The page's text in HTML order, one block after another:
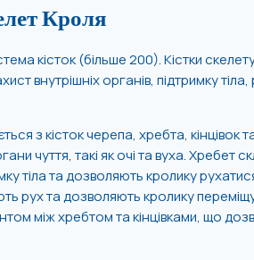
Кроля
кісток (більше 200). Кістки
внутрішніх органів, підтримку
з кісток черепа, хребта, кінцівок
чуття, такі як очі та вуха. Хребет
тіла та дозволяють кролику
рух та дозволяють кролику
між хребтом та кінцівками, що